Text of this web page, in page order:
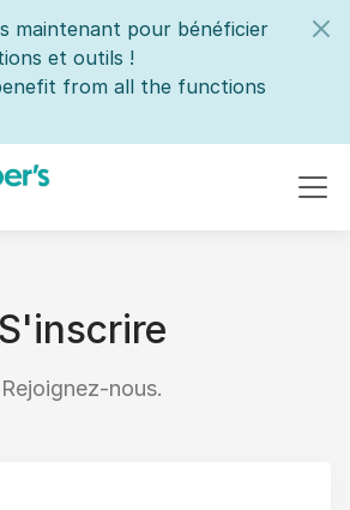
maintenant pour bénéficier
et outils !
from all the functions
S'inscrire
Rejoignez-nous.